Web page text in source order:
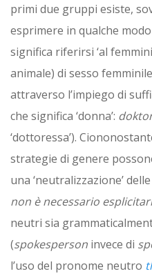
primi due gruppi esiste,
esprimere in qualche
significa riferirsi ‘al
animale) di sesso
attraverso l’impiego di
che significa ‘donna’:
‘dottoressa’).
strategie di genere
una ‘neutralizzazione’
non è necessario
neutri sia
(spokesperson invece di
l’uso del pronome neutro